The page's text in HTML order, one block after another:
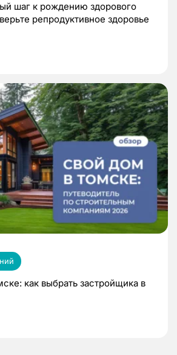
шаг к рождению здорового
репродуктивное здоровье
как выбрать застройщика в